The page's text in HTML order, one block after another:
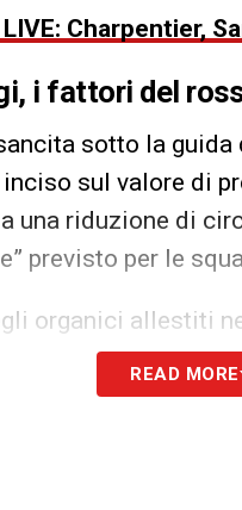
Charpentier,
i fattori del
sotto la guida
sul valore di
una riduzione di
previsto per le
organici allestiti
margine operativo di
precedente.
READ MORE